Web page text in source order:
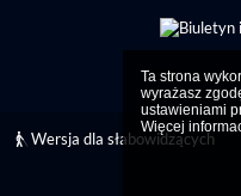
Ta strona
wyrażasz
ustawieniami
Więcej
Wersja dla słabowidzących